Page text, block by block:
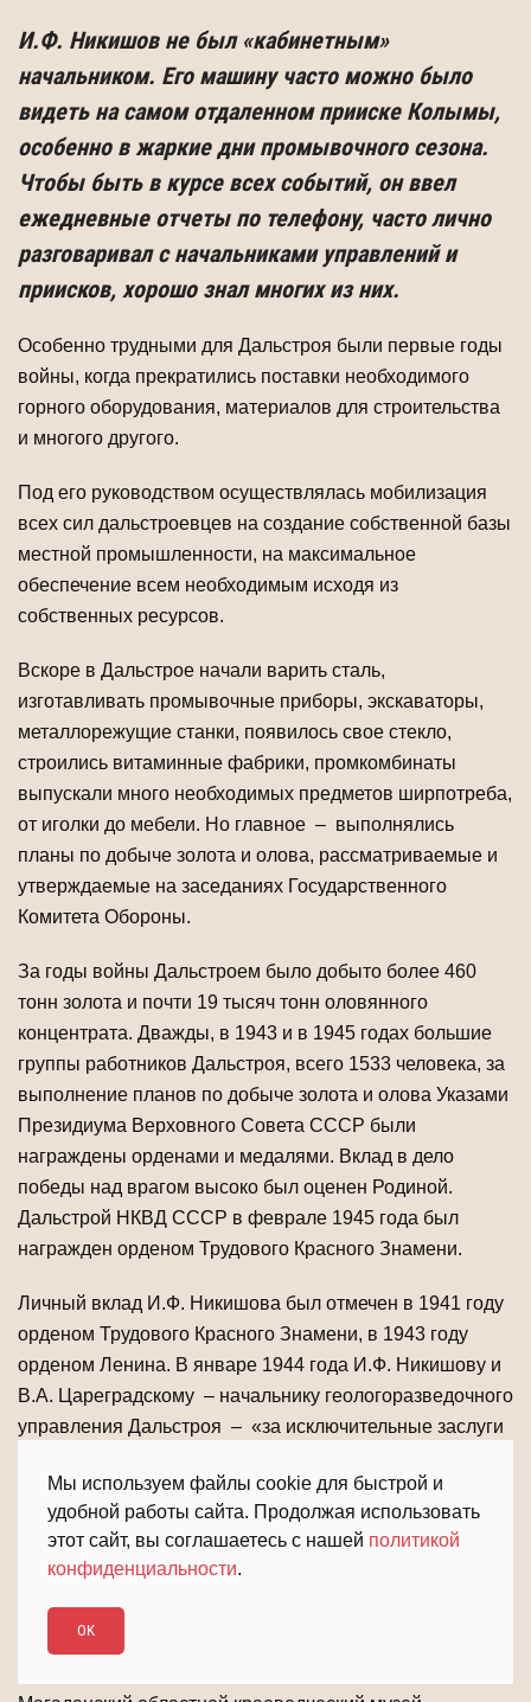
Мы используем файлы cookie для быстрой и
удобной работы сайта. Продолжая использовать
этот сайт, вы соглашаетесь с нашей политикой
конфиденциальности.
OK
И.Ф. Никишов не был «кабинетным»
начальником. Его машину часто можно было
видеть на самом отдаленном прииске Колымы,
особенно в жаркие дни промывочного сезона.
Чтобы быть в курсе всех событий, он ввел
ежедневные отчеты по телефону, часто лично
разговаривал с начальниками управлений и
приисков, хорошо знал многих из них.
Особенно трудными для Дальстроя были первые годы
войны, когда прекратились поставки необходимого
горного оборудования, материалов для строительства
и многого другого.
Под его руководством осуществлялась мобилизация
всех сил дальстроевцев на создание собственной базы
местной промышленности, на максимальное
обеспечение всем необходимым исходя из
собственных ресурсов.
Вскоре в Дальстрое начали варить сталь,
изготавливать промывочные приборы, экскаваторы,
металлорежущие станки, появилось свое стекло,
строились витаминные фабрики, промкомбинаты
выпускали много необходимых предметов ширпотреба,
от иголки до мебели. Но главное – выполнялись
планы по добыче золота и олова, рассматриваемые и
утверждаемые на заседаниях Государственного
Комитета Обороны.
За годы войны Дальстроем было добыто более 460
тонн золота и почти 19 тысяч тонн оловянного
концентрата. Дважды, в 1943 и в 1945 годах большие
группы работников Дальстроя, всего 1533 человека, за
выполнение планов по добыче золота и олова Указами
Президиума Верховного Совета СССР были
награждены орденами и медалями. Вклад в дело
победы над врагом высоко был оценен Родиной.
Дальстрой НКВД СССР в феврале 1945 года был
награжден орденом Трудового Красного Знамени.
Личный вклад И.Ф. Никишова был отмечен в 1941 году
орденом Трудового Красного Знамени, в 1943 году
орденом Ленина. В январе 1944 года И.Ф. Никишову и
В.А. Цареградскому – начальнику геологоразведочного
управления Дальстроя – «за исключительные заслуги
Дальнего Севера и обеспечение в трудных условиях
военного времени успешного выполнения планов
добычи редких и цветных металлов» было присвоено
звание Героя Социалистического Труда. Врученная И.
Ф. Никишову Золотая медаль «Серп и Молот» имеет №
158 (всего в годы войны этого звания были удостоены